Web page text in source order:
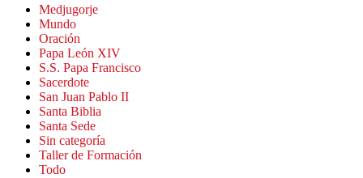
Medjugorje
Mundo
Oración
Papa León XIV
S.S. Papa Francisco
Sacerdote
San Juan Pablo II
Santa Biblia
Santa Sede
Sin categoría
Taller de Formación
Todo